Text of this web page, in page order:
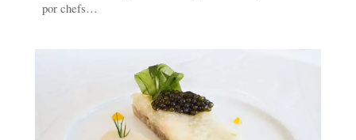
por chefs…